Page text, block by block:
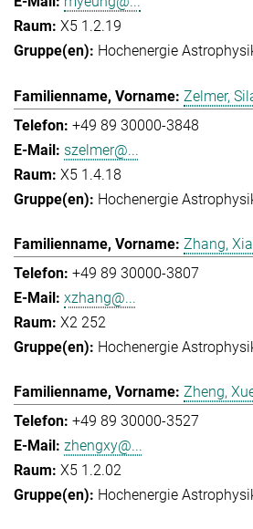
X5 1.2.19
Hochenergie
Zelmer,
+49 89 30000-3848
szelmer@...
X5 1.4.18
Hochenergie
Zhang,
+49 89 30000-3807
xzhang@...
X2 252
Hochenergie
Zheng,
+49 89 30000-3527
zhengxy@...
X5 1.2.02
Hochenergie